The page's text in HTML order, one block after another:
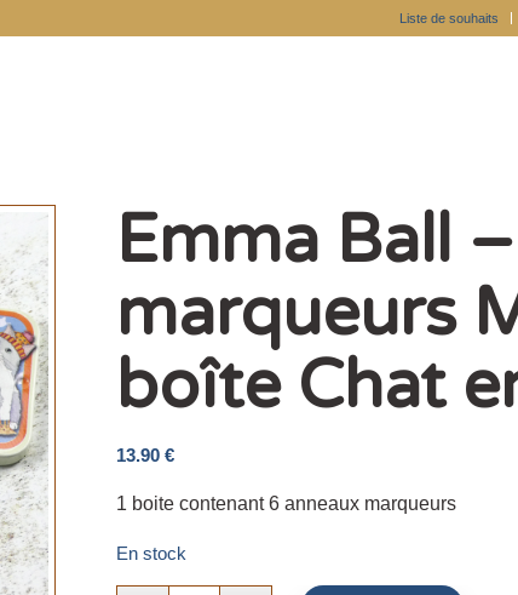
Liste de souhaits
Emma Ball
marqueurs
boîte Chat
13.90 €
1 boite contenant 6 anneaux marqueurs
En stock